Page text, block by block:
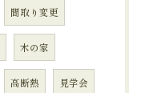
間取り変更
木の家
高断熱 見学会